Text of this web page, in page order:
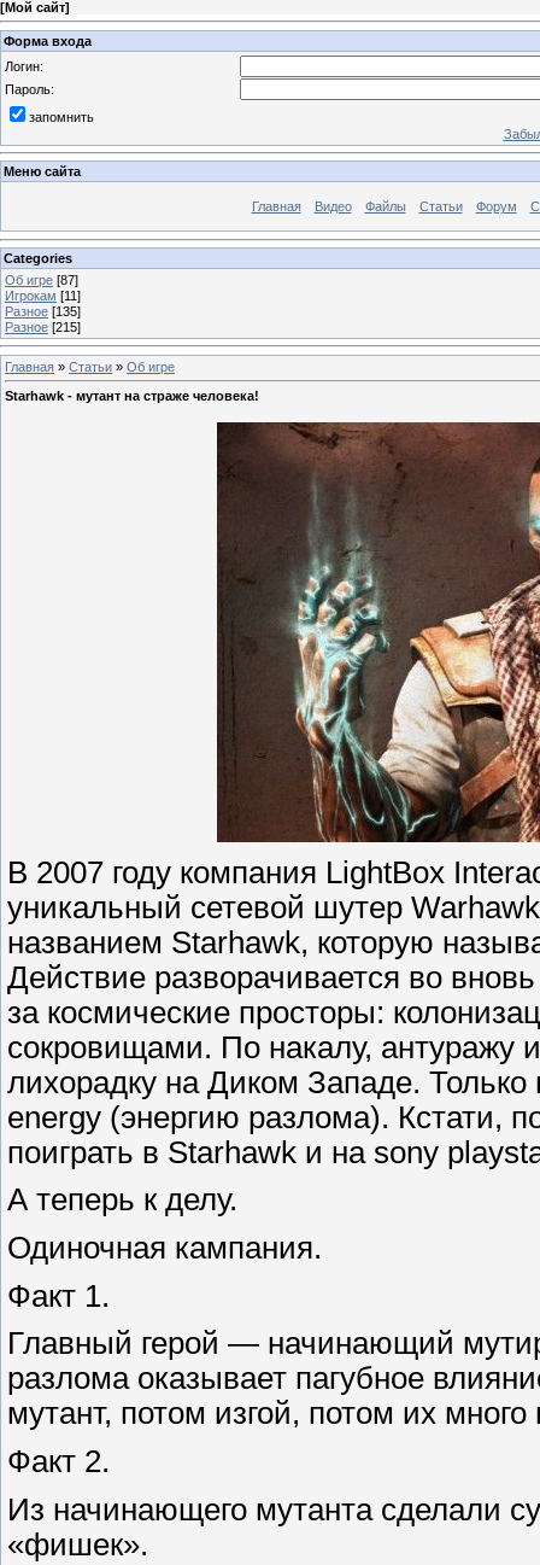
[Мой сайт]
Форма входа
Логин:
Пароль:
запомнить
Меню сайта
Главная Видео Файлы Статьи Форум
Categories
Об игре [87]
Игрокам [11]
Разное [135]
Разное [215]
Главная » Статьи » Об игре
Starhawk - мутант на страже человека!
В 2007 году компания LightBox
уникальный сетевой шутер
названием Starhawk, которую
Действие разворачивается во
за космические просторы:
сокровищами. По накалу, антуражу
лихорадку на Диком Западе.
energy (энергию разлома). Кстати,
поиграть в Starhawk и на sony
А теперь к делу.
Одиночная кампания.
Факт 1.
Главный герой — начинающий
разлома оказывает пагубное
мутант, потом изгой, потом их
Факт 2.
Из начинающего мутанта сделали
«фишек».